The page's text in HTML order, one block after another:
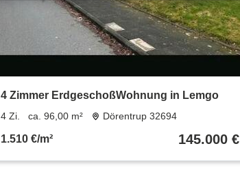
4 Zimmer ErdgeschoßWohnung in Lemgo
4 Zi. ca. 96,00 m² Dörentrup 32694
1.510 €/m² 145.000 €